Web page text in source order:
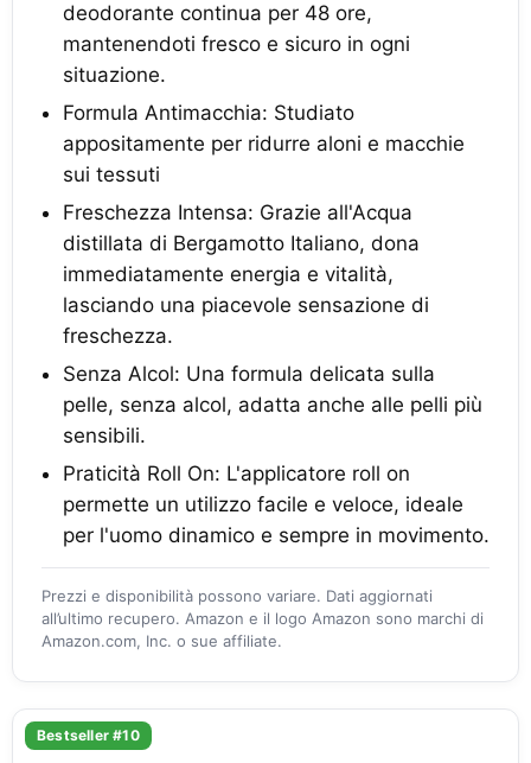
deodorante continua per 48 ore,
mantenendoti fresco e sicuro in ogni
situazione.
Formula Antimacchia: Studiato
appositamente per ridurre aloni e macchie
sui tessuti
Freschezza Intensa: Grazie all'Acqua
distillata di Bergamotto Italiano, dona
immediatamente energia e vitalità,
lasciando una piacevole sensazione di
freschezza.
Senza Alcol: Una formula delicata sulla
pelle, senza alcol, adatta anche alle pelli più
sensibili.
Praticità Roll On: L'applicatore roll on
permette un utilizzo facile e veloce, ideale
per l'uomo dinamico e sempre in movimento.
Prezzi e disponibilità possono variare. Dati aggiornati
all’ultimo recupero. Amazon e il logo Amazon sono marchi di
Amazon.com, Inc. o sue affiliate.
Bestseller #10